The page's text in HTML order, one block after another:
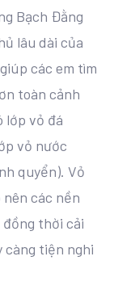
Bạch Đằng
lâu dài của
các em tìm
toàn cảnh
lớp vỏ đá
vỏ nước
quyển). Vỏ
các nền
thời cải
càng tiện nghi